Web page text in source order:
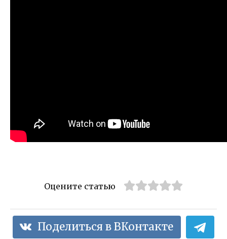
Оцените статью
Поделиться в ВКонтакте